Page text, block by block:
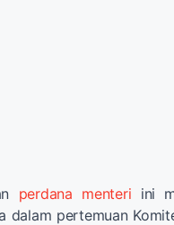
perdana menteri ini
dalam pertemuan